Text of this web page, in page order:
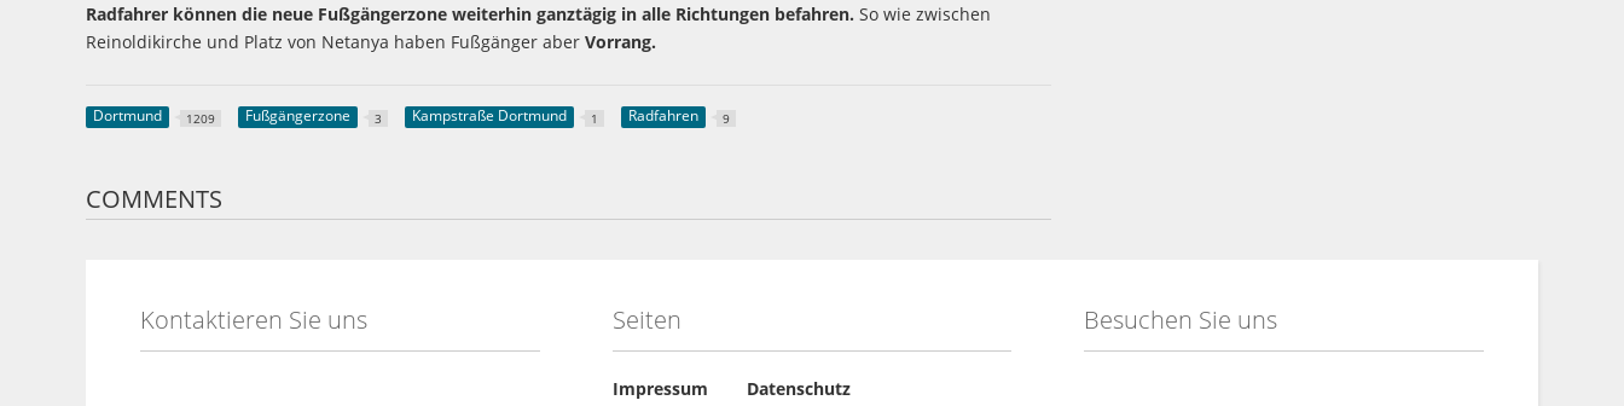
Radfahrer können die neue Fußgängerzone weiterhin ganztägig in alle Richtungen befahren.So wie zwischen
Reinoldikirche und Platz von Netanya haben Fußgänger aberVorrang.
Dortmund 1209 Fußgängerzone 3 Kampstraße Dortmund 1 Radfahren 9
COMMENTS
Kontaktieren Sie uns Seiten
Impressum Datenschutz
Besuchen Sie uns